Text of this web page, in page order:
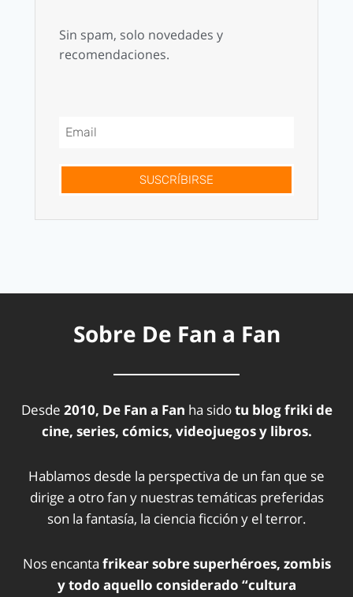
Sin spam, solo novedades y
recomendaciones.
SUSCRÍBIRSE
Sobre De Fan a Fan
Desde 2010, De Fan a Fan ha sidotu blog friki de
cine, series, cómics, videojuegos y libros.
Hablamos desde la perspectiva de un fan que se
dirige a otro fan y nuestras temáticas preferidas
son la fantasía, la ciencia ficción y el terror.
Nos encanta frikear sobre superhéroes, zombis
y todo aquello considerado “cultura